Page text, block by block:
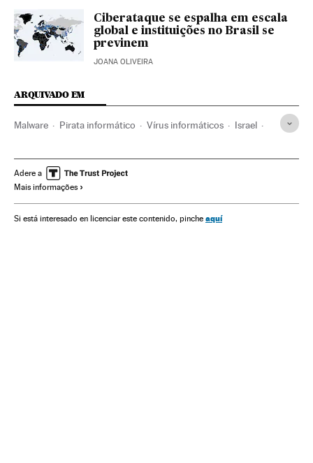
Ciberataque se espalha em escala
global e instituições no Brasil se
previnem
JOANA OLIVEIRA
ARQUIVADO EM
Malware Pirata informático Vírus informáticos Israel
Programas informáticos Informática
Telecomunicações
Adere a
Mais informações
Si está interesado en licenciar este contenido, pinche aquí